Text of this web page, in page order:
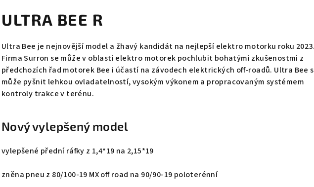
ULTRA BEE R
Ultra Bee je nejnovější model a žhavý kandidát na nejlepší elektro motorku roku
Firma Surron se může v oblasti elektro motorek pochlubit bohatými zkušenostmi z
předchozích řad motorek Bee i účastí na závodech elektrických off-roadů. Ultra Bee
může pyšnit lehkou ovladatelností, vysokým výkonem a propracovaným systémem
kontroly trakce v terénu.
Nový vylepšený model
vylepšené přední ráfky z 1,4*19 na 2,15*19
zněna pneu z 80/100-19 MX off road na 90/90-19 poloterénní